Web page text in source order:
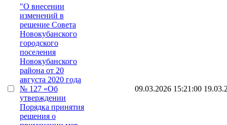
"О внесении
изменений в
решение Совета
Новокубанского
городского
поселения
Новокубанского
района от 20
августа 2020 года
№ 127 «Об
утверждении
Порядка принятия
решения о
09.03.2026 15:21:00